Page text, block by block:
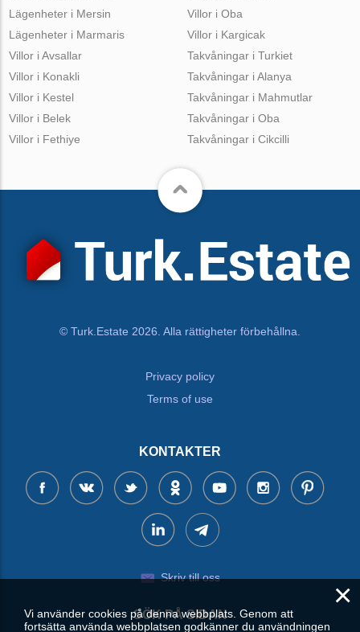
Lägenheter i Mersin
Lägenheter i Marmaris
Villor i Oba
Villor i Kargicak
Villor i Avsallar
Villor i Konakli
Villor i Kestel
Villor i Belek
Villor i Fethiye
Takvåningar i Turkiet
Takvåningar i Alanya
Takvåningar i Mahmutlar
Takvåningar i Oba
Takvåningar i Cikcilli
© Turk.Estate 2026. Alla rättigheter förbehållna.
Privacy policy
Terms of use
KONTAKTER
Skriv till oss
SÖK PÅ SIDAN
×
Vi använder cookies på denna webbplats. Genom att
fortsätta använda webbplatsen godkänner du användningen